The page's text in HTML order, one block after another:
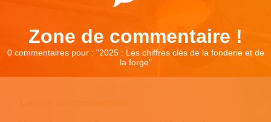
Zone de commentaire !
0 commentaires pour : "2025 : Les chiffres clés de la fonderie et de
la forge"